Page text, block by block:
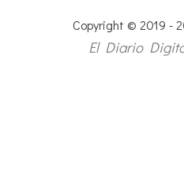
Copyright © 2019 -
El Diario